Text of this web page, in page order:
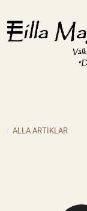
ALLA ARTIKLAR